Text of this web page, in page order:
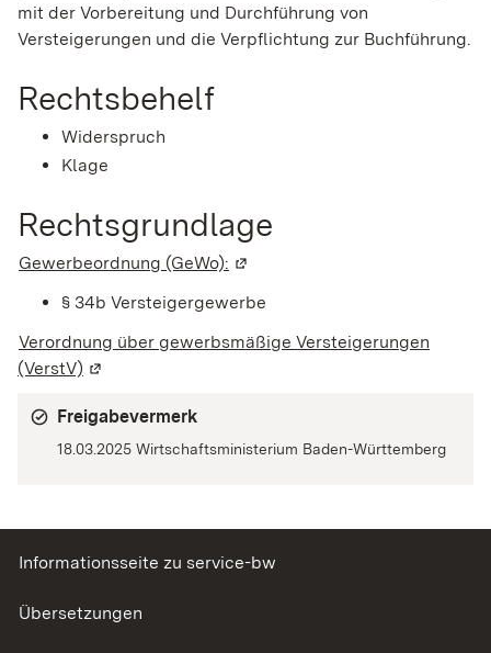
mit der Vorbereitung und Durchführung von
Versteigerungen und die Verpflichtung zur Buchführung.
Rechtsbehelf
Widerspruch
Klage
Rechtsgrundlage
Gewerbeordnung (GeWo): (Wird in einem neuen Fenster
§ 34b Versteigergewerbe
Verordnung über gewerbsmäßige Versteigerungen
(VerstV) (Wird in einem neuen Fenster geöffnet)
Freigabevermerk
18.03.2025 Wirtschaftsministerium Baden-Württemberg
Informationsseite zu service-bw
Übersetzungen